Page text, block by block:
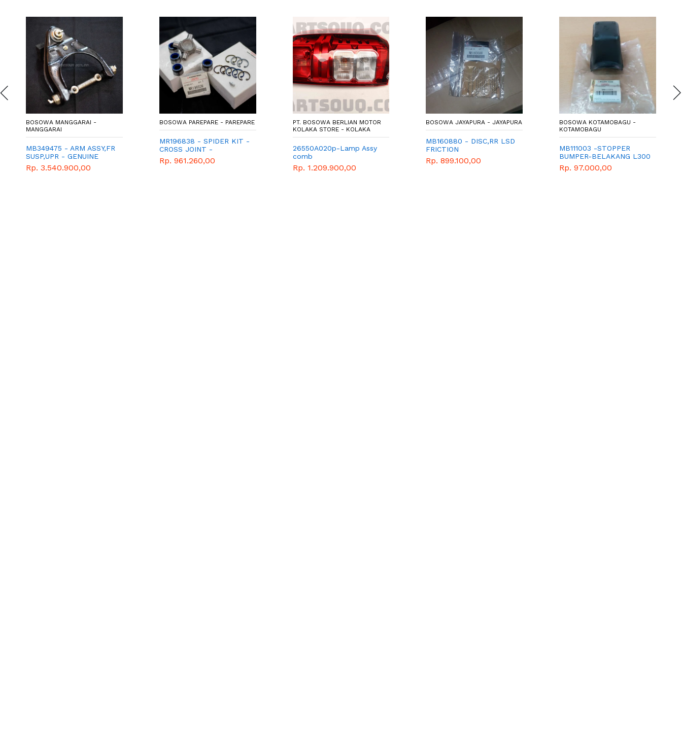
BOSOWA MANGGARAI -
MANGGARAI
MB349475 - ARM ASSY,FR
SUSP,UPR - GENUINE
SPAREPART MITSUBISHI
Rp. 3.540.900,00
BOSOWA PAREPARE - PAREPARE
MR196838 - SPIDER KIT -
CROSS JOINT -
SPAREPART - MITSUBISHI
- XPANDER
Rp. 961.260,00
PT. BOSOWA BERLIAN MOTOR
KOLAKA STORE - KOLAKA
26550A020p-Lamp Assy
comb
Rp. 1.209.900,00
BOSOWA JAYAPURA - JAYAPURA
MB160880 - DISC,RR LSD
FRICTION
Rp. 899.100,00
BOSOWA KOTAMOBAGU -
KOTAMOBAGU
MB111003 -STOPPER
BUMPER-BELAKANG L300
Rp. 97.000,00